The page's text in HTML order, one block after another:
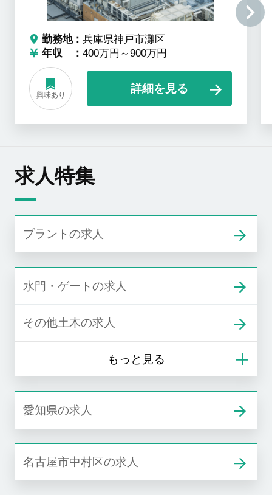
勤務地
兵庫県神戸市灘区
年収
400万円～900万円
興味あり
詳細を見る
求人特集
プラントの求人
水門・ゲートの求人
その他土木の求人
愛知県の求人
名古屋市中村区の求人